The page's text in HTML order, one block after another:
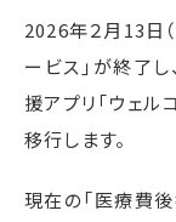
2026年２月 13日
ービス」が終了し
援アプリ「ウェル
移行します。
現在の「医療費